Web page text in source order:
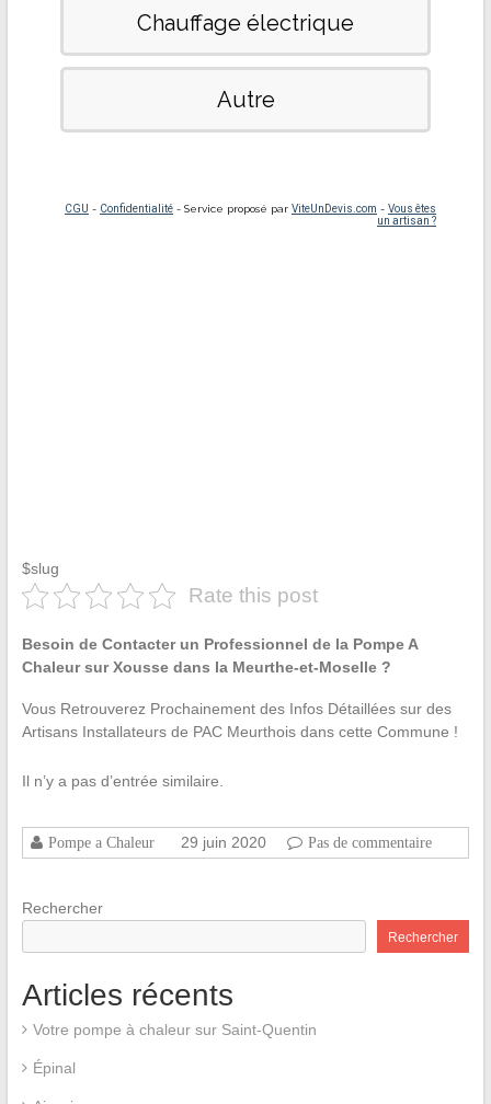
$slug
Rate this post
Besoin de Contacter un Professionnel de la Pompe A
Chaleur sur Xousse dans la Meurthe-et-Moselle ?
Vous Retrouverez Prochainement des Infos Détaillées sur des
Artisans Installateurs de PAC Meurthois dans cette Commune !
Il n’y a pas d’entrée similaire.
Pompe a Chaleur 29 juin 2020 Pas de commentaire
Rechercher
Rechercher
Articles récents
Votre pompe à chaleur sur Saint-Quentin
Épinal